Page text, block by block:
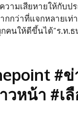
วามเสียหายให้กับ
กว่าที่แจกหลายเท่
นให้ดีขึ้นได้”ร.ท.ธ
#ข่
วหน้า #เ